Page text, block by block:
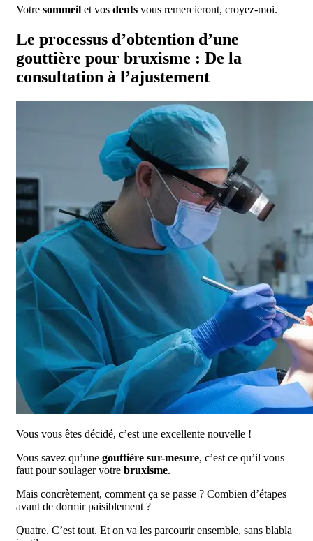
Votre sommeil et vos dents vous remercieront, croyez-moi.
Le processus d’obtention d’une
gouttière pour bruxisme : De la
consultation à l’ajustement
Vous vous êtes décidé, c’est une excellente nouvelle !
Vous savez qu’une gouttière sur-mesure, c’est ce qu’il vous
faut pour soulager votre bruxisme.
Mais concrètement, comment ça se passe ? Combien d’étapes
avant de dormir paisiblement ?
Quatre. C’est tout. Et on va les parcourir ensemble, sans blabla